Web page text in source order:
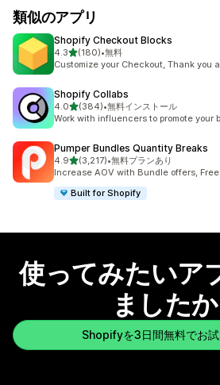
類似のアプリ
Shopify Checkout Blocks
4.35つ星中
(180)
合計レビュー数：180件
•無料
Customize your Checkout, Thank you
Shopify Collabs
4.05つ星中
(384)
合計レビュー数：384件
•無料インストール
Work with influencers to promote your
Pumper Bundles Quantity Breaks
4.95つ星中
(3,217)
合計レビュー数：3217件
•無料プランあり
Increase AOV with Bundle offers,
Built for Shopify
使ってみたいア
ました
Shopifyを3日間無料でお